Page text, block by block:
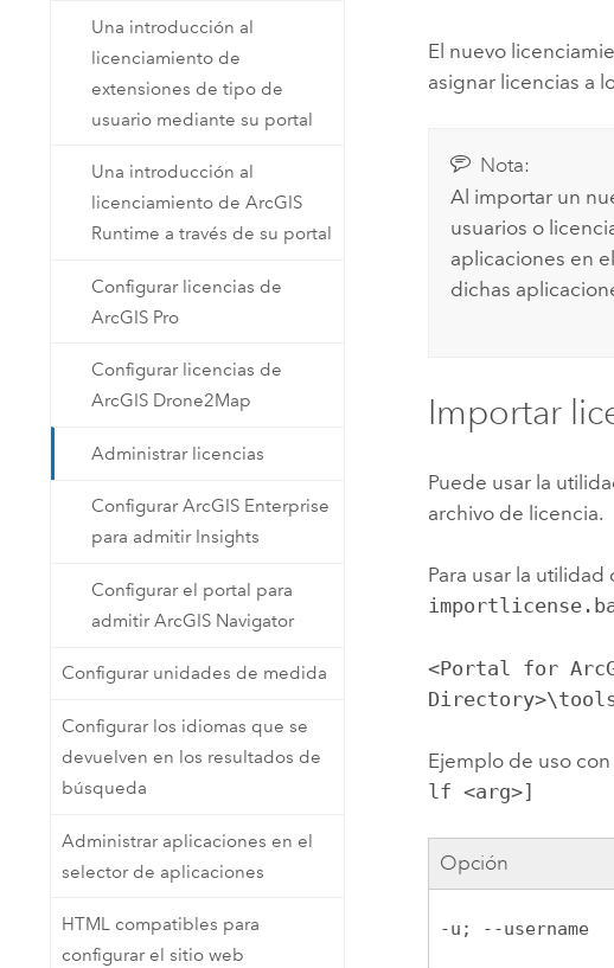
Una introducción al
licenciamiento de
extensiones de tipo de
usuario mediante su portal
Una introducción al
licenciamiento de ArcGIS
Runtime a través de su portal
Configurar licencias de
ArcGIS Pro
Configurar licencias de
ArcGIS Drone2Map
Administrar licencias
Configurar ArcGIS Enterprise
para admitir Insights
Configurar el portal para
admitir ArcGIS Navigator
Configurar unidades de medida
Configurar los idiomas que se
devuelven en los resultados de
búsqueda
Administrar aplicaciones en el
selector de aplicaciones
HTML compatibles para
configurar el sitio web
El nuevo
asignar licencias a
Nota:
Al importar un
usuarios o
aplicaciones en
dichas
Importar
Puede usar la
archivo de licencia.
Para usar la
<Portal for
Ejemplo de uso
lf <arg>]
Opción
-u; --username